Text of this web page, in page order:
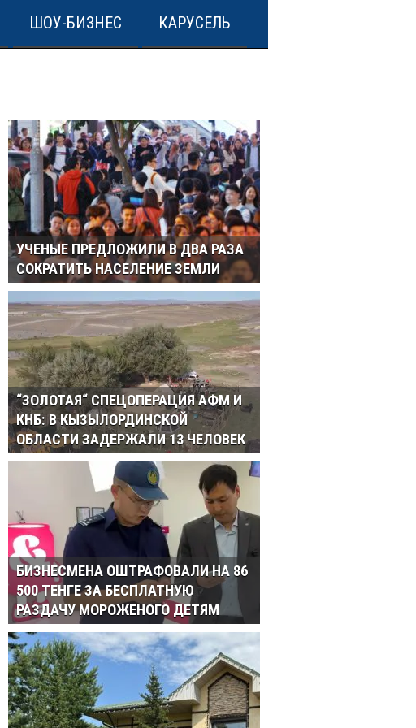
ШОУ-БИЗНЕС КАРУСЕЛЬ
УЧЕНЫЕ ПРЕДЛОЖИЛИ В ДВА РАЗА
СОКРАТИТЬ НАСЕЛЕНИЕ ЗЕМЛИ
“ЗОЛОТАЯ“ СПЕЦОПЕРАЦИЯ АФМ И
КНБ: В КЫЗЫЛОРДИНСКОЙ
ОБЛАСТИ ЗАДЕРЖАЛИ 13 ЧЕЛОВЕК
БИЗНЕСМЕНА ОШТРАФОВАЛИ НА 86
500 ТЕНГЕ ЗА БЕСПЛАТНУЮ
РАЗДАЧУ МОРОЖЕНОГО ДЕТЯМ